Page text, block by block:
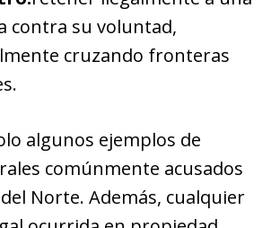
contra su voluntad,
cruzando fronteras
algunos ejemplos de
comúnmente acusados
Norte. Además, cualquier